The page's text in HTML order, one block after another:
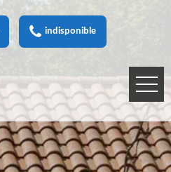
indisponible